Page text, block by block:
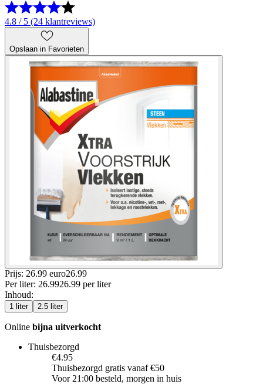
4.8 / 5 (24 klantreviews)
Opslaan in Favorieten
Prijs: 26.99 euro26.99
Per liter: 26.9926.99 per liter
Inhoud:
1 liter 2.5 liter
Online bijna uitverkocht
Thuisbezorgd
€4.95
Thuisbezorgd gratis vanaf €50
Voor 21:00 besteld, morgen in huis